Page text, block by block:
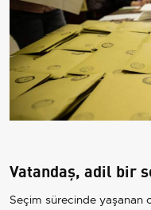
Vatandaş, adil bir
Seçim sürecinde yaşanan